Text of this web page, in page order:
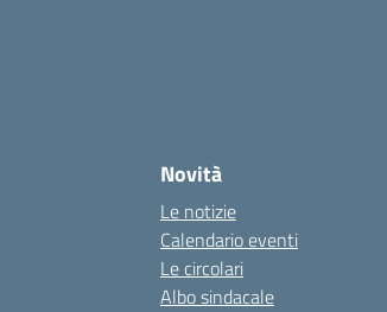
Novità
Le notizie
Calendario eventi
Le circolari
Albo sindacale